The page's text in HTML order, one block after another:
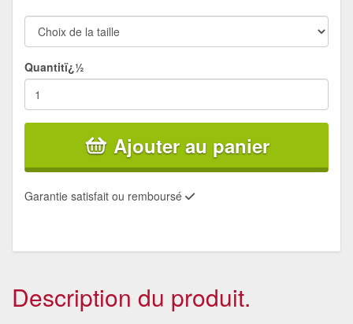
Quantitï¿½
Ajouter au panier
Garantie satisfait ou remboursé
Description du produit.